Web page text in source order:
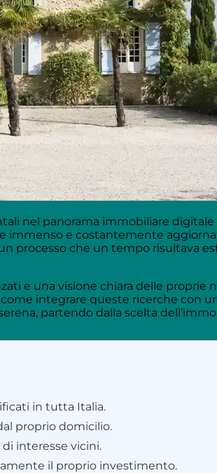
nel panorama immobiliare
immenso e costantemente
processo che un tempo risultava
e una visione chiara delle proprie
integrare queste ricerche con
partendo dalla scelta
in tutta Italia.
proprio domicilio.
interesse vicini.
il proprio investimento.